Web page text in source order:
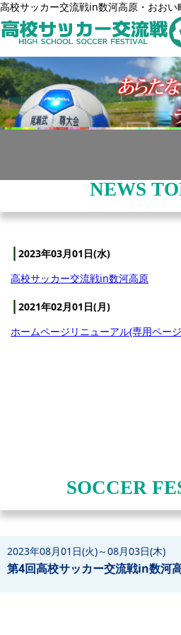
高校サッカー交流戦in数河高原・おお
NEWS
SOCCER